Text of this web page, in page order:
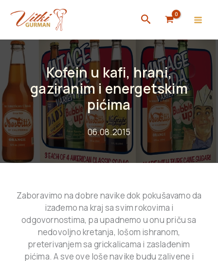
content
Search
Kofein u kafi, hrani,
gaziranim i energetskim
pićima
06.08.2015
Zaboravimo na dobre navike dok pokušavamo da
izađemo na kraj sa svim rokovima i
odgovornostima, pa upadnemo u onu priču sa
nedovoljno kretanja, lošom ishranom,
preterivanjem sa grickalicama i zaslađenim
pićima. A sve ove loše navike budu zalivene i